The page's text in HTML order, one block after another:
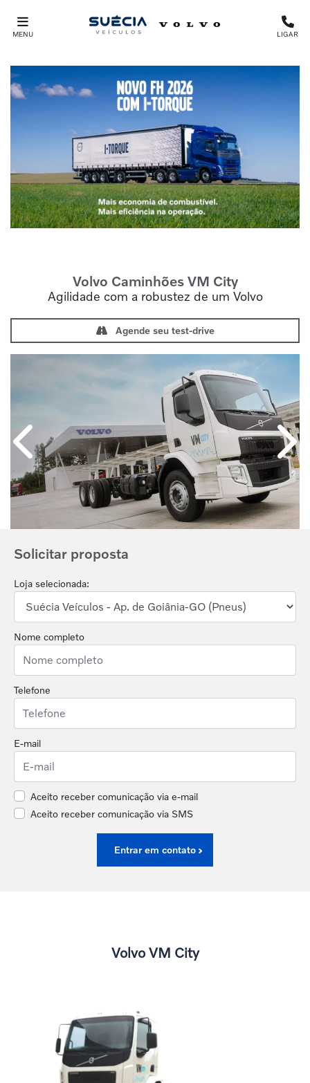
MENU LIGAR
Volvo CaminhõesVM City
Agilidade com a robustez de um Volvo
Agende seu test-drive
Solicitar proposta
Loja selecionada:
Nome completo
Telefone
E-mail
Aceito receber comunicação via e-mail
Aceito receber comunicação via SMS
Entrar em contato
Anterior
Volvo VM City